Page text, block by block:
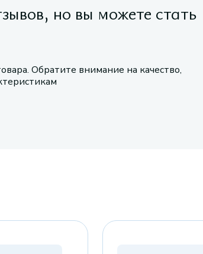
но вы можете стать
Обратите внимание на качество,